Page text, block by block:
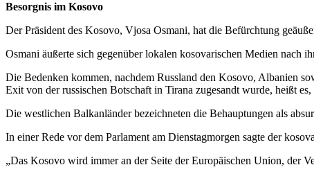
Besorgnis im Kosovo
Der Präsident des Kosovo, Vjosa Osmani, hat die Befürchtung
Osmani äußerte sich gegenüber lokalen kosovarischen Medien nach
Die Bedenken kommen, nachdem Russland den Kosovo, Albanien
Exit von der russischen Botschaft in Tirana zugesandt wurde, heißt
Die westlichen Balkanländer bezeichneten die Behauptungen als
In einer Rede vor dem Parlament am Dienstagmorgen sagte der
„Das Kosovo wird immer an der Seite der Europäischen Union, der